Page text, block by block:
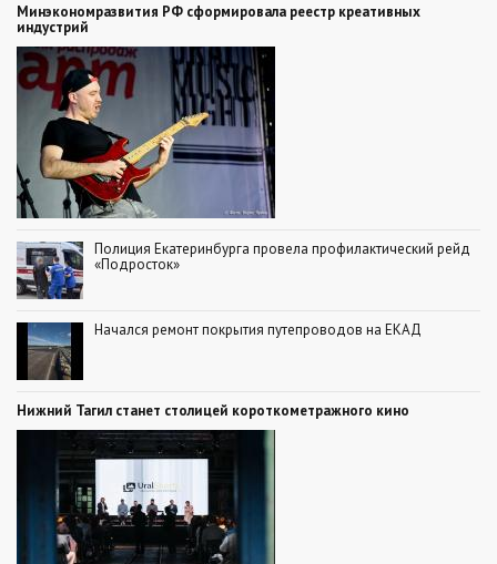
Минэкономразвития РФ сформировала реестр креативных
индустрий
Полиция Екатеринбурга провела профилактический рейд
«Подросток»
Начался ремонт покрытия путепроводов на ЕКАД
Нижний Тагил станет столицей короткометражного кино